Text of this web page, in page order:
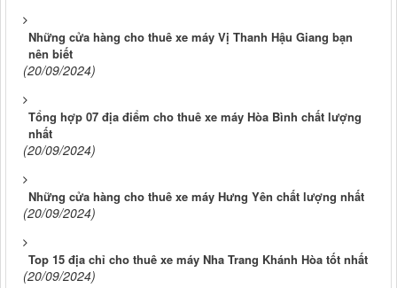
Những cửa hàng cho thuê xe máy Vị Thanh Hậu Giang bạn
nên biết
(20/09/2024)
Tổng hợp 07 địa điểm cho thuê xe máy Hòa Bình chất lượng
nhất
(20/09/2024)
Những cửa hàng cho thuê xe máy Hưng Yên chất lượng nhất
(20/09/2024)
Top 15 địa chỉ cho thuê xe máy Nha Trang Khánh Hòa tốt nhất
(20/09/2024)